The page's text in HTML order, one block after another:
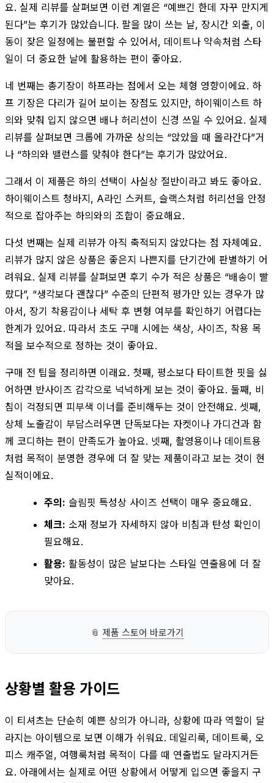
요. 실제 리뷰를 살펴보면 이런 계열은 “예쁘긴 한데 자꾸 만지게
된다”는 후기가 많았습니다. 팔을 많이 쓰는 날, 장시간 외출, 이
동이 잦은 일정에는 불편할 수 있어서, 데이트나 약속처럼 스타
일이 더 중요한 날에 활용하는 편이 좋아요.
네 번째는 총기장이 하프라는 점에서 오는 체형 영향이에요. 하
프 기장은 다리가 길어 보이는 장점도 있지만, 하이웨이스트 하
의와 맞춰 입지 않으면 배나 허리선이 신경 쓰일 수 있어요. 실제
리뷰를 살펴보면 크롭에 가까운 상의는 “앉았을 때 올라간다”거
나 “하의와 밸런스를 맞춰야 한다”는 후기가 많았어요.
그래서 이 제품은 하의 선택이 사실상 절반이라고 봐도 좋아요.
하이웨이스트 청바지, A라인 스커트, 슬랙스처럼 허리선을 안정
적으로 잡아주는 하의와의 조합이 중요해요.
다섯 번째는 실제 리뷰가 아직 축적되지 않았다는 점 자체예요.
리뷰가 많지 않은 상품은 좋은지 나쁜지를 단기간에 판별하기 어
려워요. 실제 리뷰를 살펴보면 후기 수가 적은 상품은 “배송이 빨
랐다”, “생각보다 괜찮다” 수준의 단편적 평가만 있는 경우가 많
아서, 장기 착용감이나 세탁 후 변형 여부를 확인하기 어렵다는
한계가 있어요. 따라서 초도 구매 시에는 색상, 사이즈, 착용 목
적을 보수적으로 정하는 것이 좋아요.
구매 전 팁을 정리하면 이래요. 첫째, 평소보다 타이트한 핏을 싫
어하면 반사이즈 감각으로 넉넉하게 보는 것이 좋아요. 둘째, 비
침이 걱정되면 피부색 이너를 준비해두는 것이 안전해요. 셋째,
상체 노출감이 부담스러우면 단독보다는 자켓이나 가디건과 함
께 코디하는 편이 만족도가 높아요. 넷째, 촬영용이나 데이트용
처럼 목적이 분명한 경우에 더 잘 맞는 제품이라고 보는 것이 현
실적이에요.
주의: 슬림핏 특성상 사이즈 선택이 매우 중요해요.
체크: 소재 정보가 자세하지 않아 비침과 탄성 확인이
필요해요.
활용: 활동성이 많은 날보다는 스타일 연출용에 더 잘
맞아요.
📎 제품 스토어 바로가기
상황별 활용 가이드
이 티셔츠는 단순히 예쁜 상의가 아니라, 상황에 따라 역할이 달
라지는 아이템으로 보면 이해가 쉬워요. 데일리룩, 데이트룩, 오
피스 캐주얼, 여행룩처럼 목적이 다를 때 연출법도 달라지거든
요. 아래에서는 실제로 어떤 상황에서 어떻게 입으면 좋을지 구